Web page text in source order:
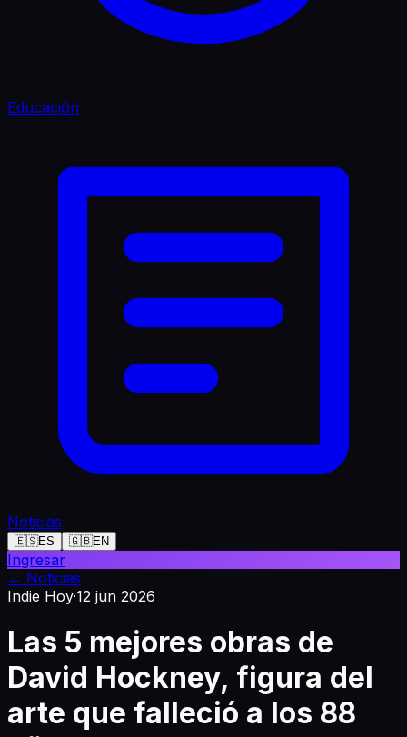
Educación
Noticias
🇪🇸ES 🇬🇧EN
Ingresar
← Noticias
Indie Hoy·12 jun 2026
Las 5 mejores obras de
David Hockney, figura del
arte que falleció a los 88